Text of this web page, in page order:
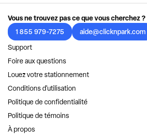
Vous ne trouvez pas ce que vous cherchez ?
1 855 979-7275
aide@clicknpark.com
Support
Foire aux questions
Louez votre stationnement
Conditions d'utilisation
Politique de confidentialité
Politique de témoins
À propos